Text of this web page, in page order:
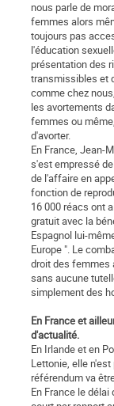
nous parle de
femmes alors
toujours pas
l'éducation
présentation des
transmissibles et
comme chez
les avortements
femmes ou
d'avorter.
En France, Jean-
s'est empressé
de l'affaire en
fonction de
16 000 réacs ont
gratuit avec la
Espagnol lui-
Europe ". Le
droit des femmes
sans aucune
simplement des
En France et
d'actualité.
En Irlande et en
Lettonie, elle
référendum va
En France le